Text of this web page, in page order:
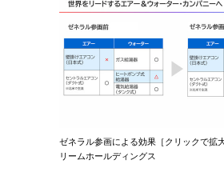
ゼネラル参画による効果［クリックで拡
リームホールディングス